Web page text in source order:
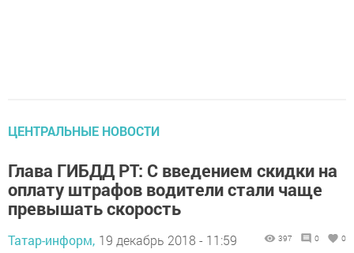
ЦЕНТРАЛЬНЫЕ НОВОСТИ
Глава ГИБДД РТ: С введением скидки на
оплату штрафов водители стали чаще
превышать скорость
Татар-информ, 19 декабрь 2018 - 11:59 397 0 0